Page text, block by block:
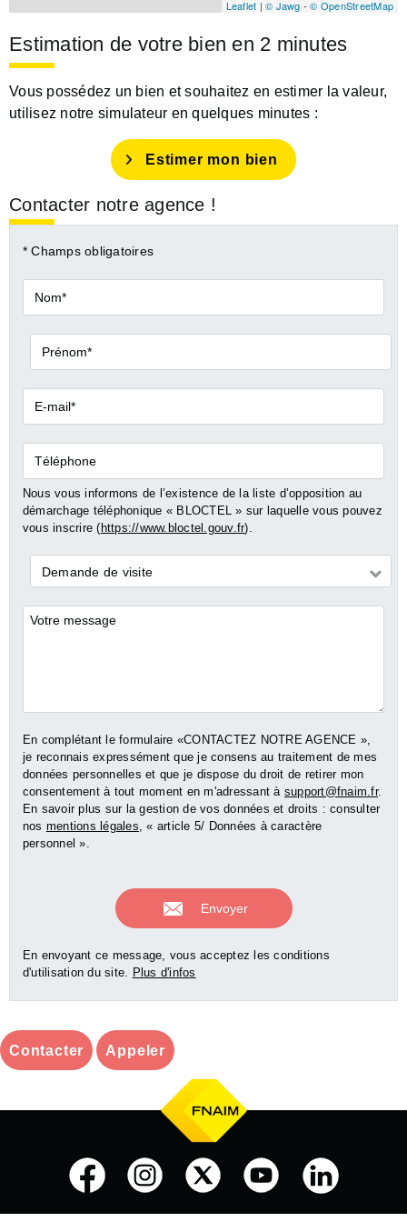
Leaflet | © Jawg -© OpenStreetMap
Estimation de votre bien en 2 minutes
Vous possédez un bien et souhaitez en estimer la valeur,
utilisez notre simulateur en quelques minutes :
Estimer mon bien
Contacter notre agence !
* Champs obligatoires
Nom*
Prénom*
E-
mail*
Téléphone
Nous vous informons de l’existence de la liste d’opposition au
démarchage téléphonique « BLOCTEL » sur laquelle vous pouvez
vous inscrire ( https://www.bloctel.gouv.fr).
Demande
*
Demande de visite
Commentaires
En complétant le formulaire «CONTACTEZ NOTRE AGENCE »,
je reconnais expressément que je consens au traitement de mes
données personnelles et que je dispose du droit de retirer mon
consentement à tout moment en m'adressant à support@fnaim.fr.
En savoir plus sur la gestion de vos données et droits : consulter
nos mentions légales, « article 5/ Données à caractère
personnel ».
En envoyant ce message, vous acceptez les conditions
d'utilisation du site. Plus d'infos
Contacter Appeler